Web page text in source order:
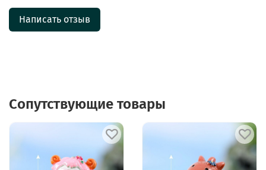
Написать отзыв
Сопутствующие товары